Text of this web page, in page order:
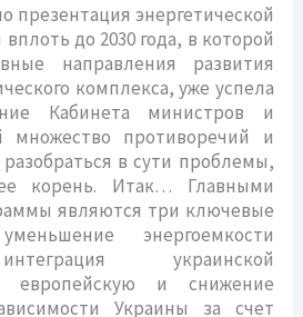
презентация энергетической
до 2030 года, в которой
направления развития
комплекса, уже успела
Кабинета министров и
множество противоречий и
в сути проблемы,
корень. Итак… Главными
являются три ключевые
энергоемкости
украинской
европейскую и снижение
Украины за счет